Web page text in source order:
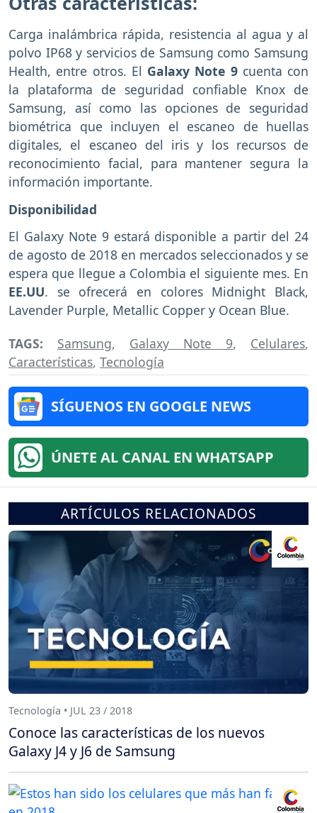
Carga inalámbrica rápida, resistencia al agua y al
polvo IP68 y servicios de Samsung como Samsung
Health, entre otros. El Galaxy Note 9cuenta con
la plataforma de seguridad confiable Knox de
Samsung, así como las opciones de seguridad
biométrica que incluyen el escaneo de huellas
digitales, el escaneo del iris y los recursos de
reconocimiento facial, para mantener segura la
información importante.
Disponibilidad
El Galaxy Note 9 estará disponible a partir del 24
de agosto de 2018 en mercados seleccionados y se
espera que llegue a Colombia el siguiente mes. En
EE.UU. se ofrecerá en colores Midnight Black,
Lavender Purple, Metallic Copper y Ocean Blue.
TAGS: Samsung, Galaxy Note 9, Celulares,
Características, Tecnología
SÍGUENOS EN GOOGLE NEWS
ÚNETE AL CANAL EN WHATSAPP
ARTÍCULOS RELACIONADOS
Tecnología • JUL 23 / 2018
Conoce las características de los nuevos
Galaxy J4 y J6 de Samsung